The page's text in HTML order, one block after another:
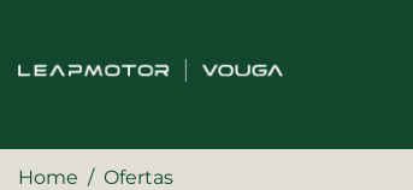
Home Ofertas